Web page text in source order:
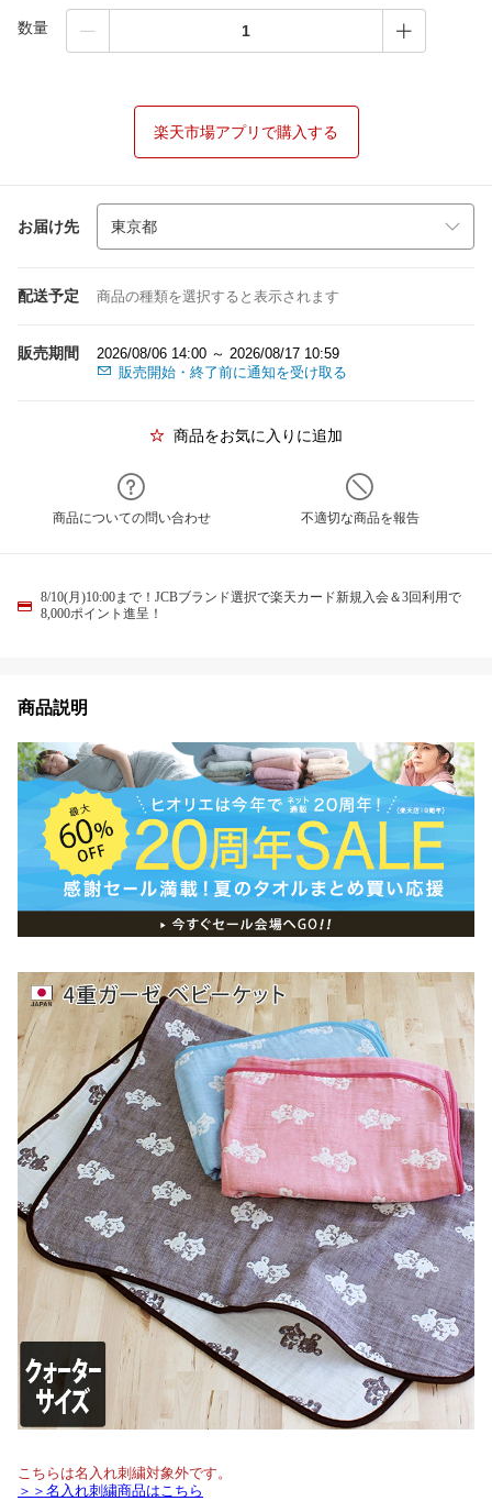
数量
楽天市場アプリで購入する
お届け先
配送予定 商品の種類を選択すると表示されます
販売期間
2026/08/06 14:00 ～ 2026/08/17 10:59
販売開始・終了前に通知を受け取る
商品をお気に入りに追加
商品についての問い合わせ 不適切な商品を報告
8/10(月)10:00まで！JCBブランド選択で楽天カード新規入会＆3回利用で
8,000ポイント進呈！
商品説明
こちらは名入れ刺繍対象外です。
＞＞名入れ刺繍商品はこちら